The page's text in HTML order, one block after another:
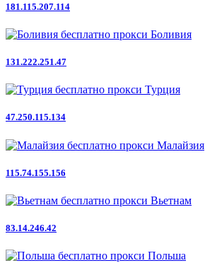
181.115.207.114
Боливия
131.222.251.47
Турция
47.250.115.134
Малайзия
115.74.155.156
Вьетнам
83.14.246.42
Польша